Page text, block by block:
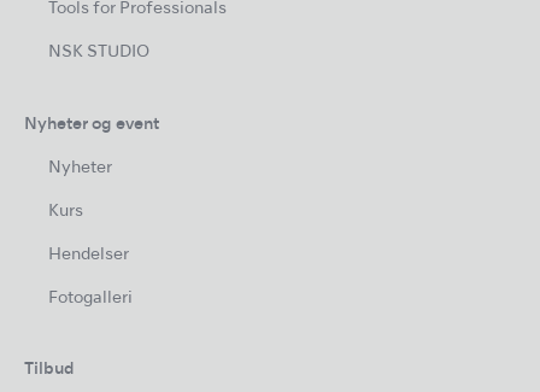
Tools for Professionals
NSK STUDIO
Nyheter og event
Nyheter
Kurs
Hendelser
Fotogalleri
Tilbud